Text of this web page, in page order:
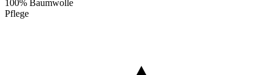
100% Baumwolle
Pflege